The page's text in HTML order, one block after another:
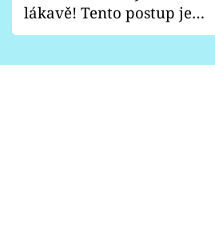
lákavě! Tento postup je
vhodný jen pro některé